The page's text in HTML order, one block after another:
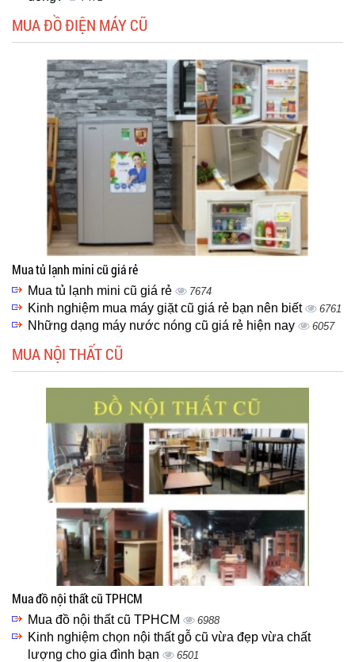
MUA ĐỒ ĐIỆN MÁY CŨ
Mua tủ lạnh mini cũ giá rẻ
Mua tủ lạnh mini cũ giá rẻ 7674
Kinh nghiệm mua máy giặt cũ giá rẻ bạn nên biết 6761
Những dạng máy nước nóng cũ giá rẻ hiện nay 6057
MUA NỘI THẤT CŨ
Mua đồ nội thất cũ TPHCM
Mua đồ nội thất cũ TPHCM 6988
Kinh nghiệm chọn nội thất gỗ cũ vừa đẹp vừa chất
lượng cho gia đình bạn
6501